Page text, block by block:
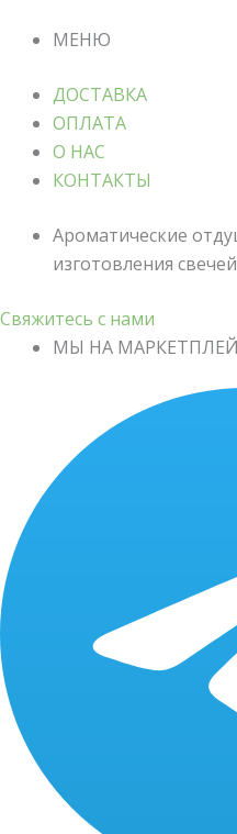
МЕНЮ
ДОСТАВКА
ОПЛАТА
О НАС
КОНТАКТЫ
Ароматические
изготовления
Свяжитесь с нами
МЫ НА